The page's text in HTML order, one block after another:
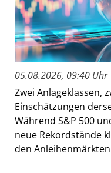
05.08.2026, 09:40 Uhr
Zwei Anlageklassen,
Einschätzungen
Während S&P 500
neue Rekordstände
den